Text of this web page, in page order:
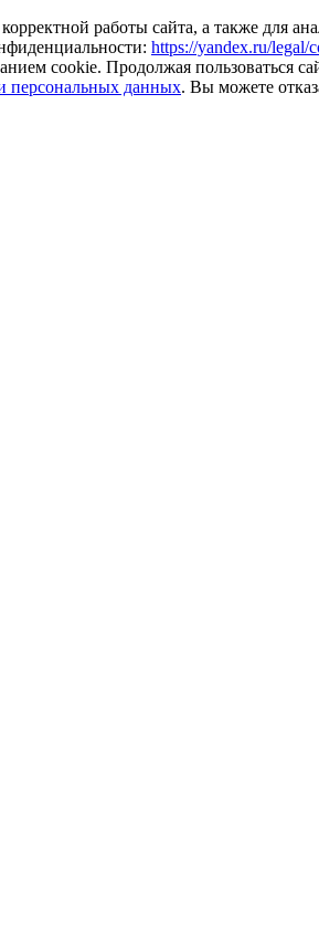
работы сайта, а также для
https://yandex.ru/legal/
cookie. Продолжая пользоваться
персональных данных. Вы можете